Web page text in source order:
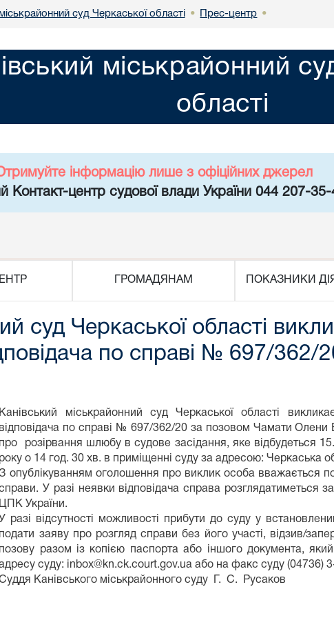
суд Черкаської області • Прес-центр •
міськрайонний
області
інформацію лише з офіційних джерел
Контакт-центр судової влади України 044 207-35-
ГРОМАДЯНАМ ПОКАЗНИКИ
суд Черкаської області
по справі № 697/362/
Канівський міськрайонний суд Черкаської області
відповідача по справі № 697/362/20 за позовом Чамати Олени
про розірвання шлюбу в судове засідання, яке відбудеться
року о 14 год. 30 хв. в приміщенні суду за адресою: Черкаська
опублікуванням оголошення про виклик особа вважається
У разі неявки відповідача справа розглядатиметься
ЦПК України.
У разі відсутності можливості прибути до суду у
подати заяву про розгляд справи без його участі, відзив/
позову разом із копією паспорта або іншого документа,
суду: inbox@kn.ck.court.gov.ua або на факс суду (04736)
Канівського міськрайонного суду Г. С. Русаков